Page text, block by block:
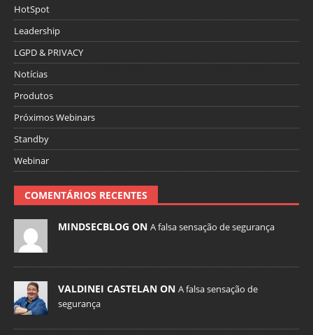
HotSpot
Leadership
LGPD & PRIVACY
Notícias
Produtos
Próximos Webinars
Standby
Webinar
COMENTÁRIOS RECENTES
MINDSECBLOG ON A falsa sensação de segurança
VALDINEI CASTELAN ON A falsa sensação de
segurança